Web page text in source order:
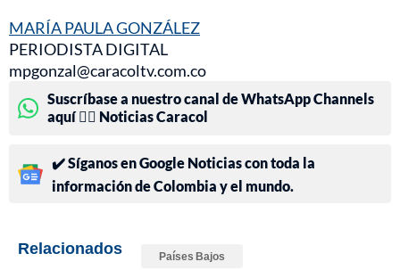
MARÍA PAULA GONZÁLEZ
PERIODISTA DIGITAL
mpgonzal@caracoltv.com.co
Suscríbase a nuestro canal de WhatsApp Channels
aquí 👉🏻 Noticias Caracol
✔️ Síganos en Google Noticias con toda la
información de Colombia y el mundo.
Relacionados Países Bajos